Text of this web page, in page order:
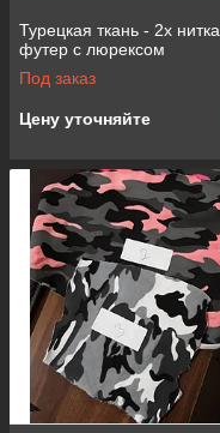
Турецкая ткань - 2х нитка
футер с люрексом
Под заказ
Цену уточняйте